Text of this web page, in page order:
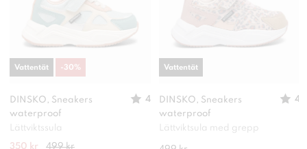
DINSKO, Sneakers
waterproof
4
Lättviktssula
350 kr 499 kr
Vattentät -30%
DINSKO, Sneakers
waterproof
4
Lättviktsula med grepp
Vattentät